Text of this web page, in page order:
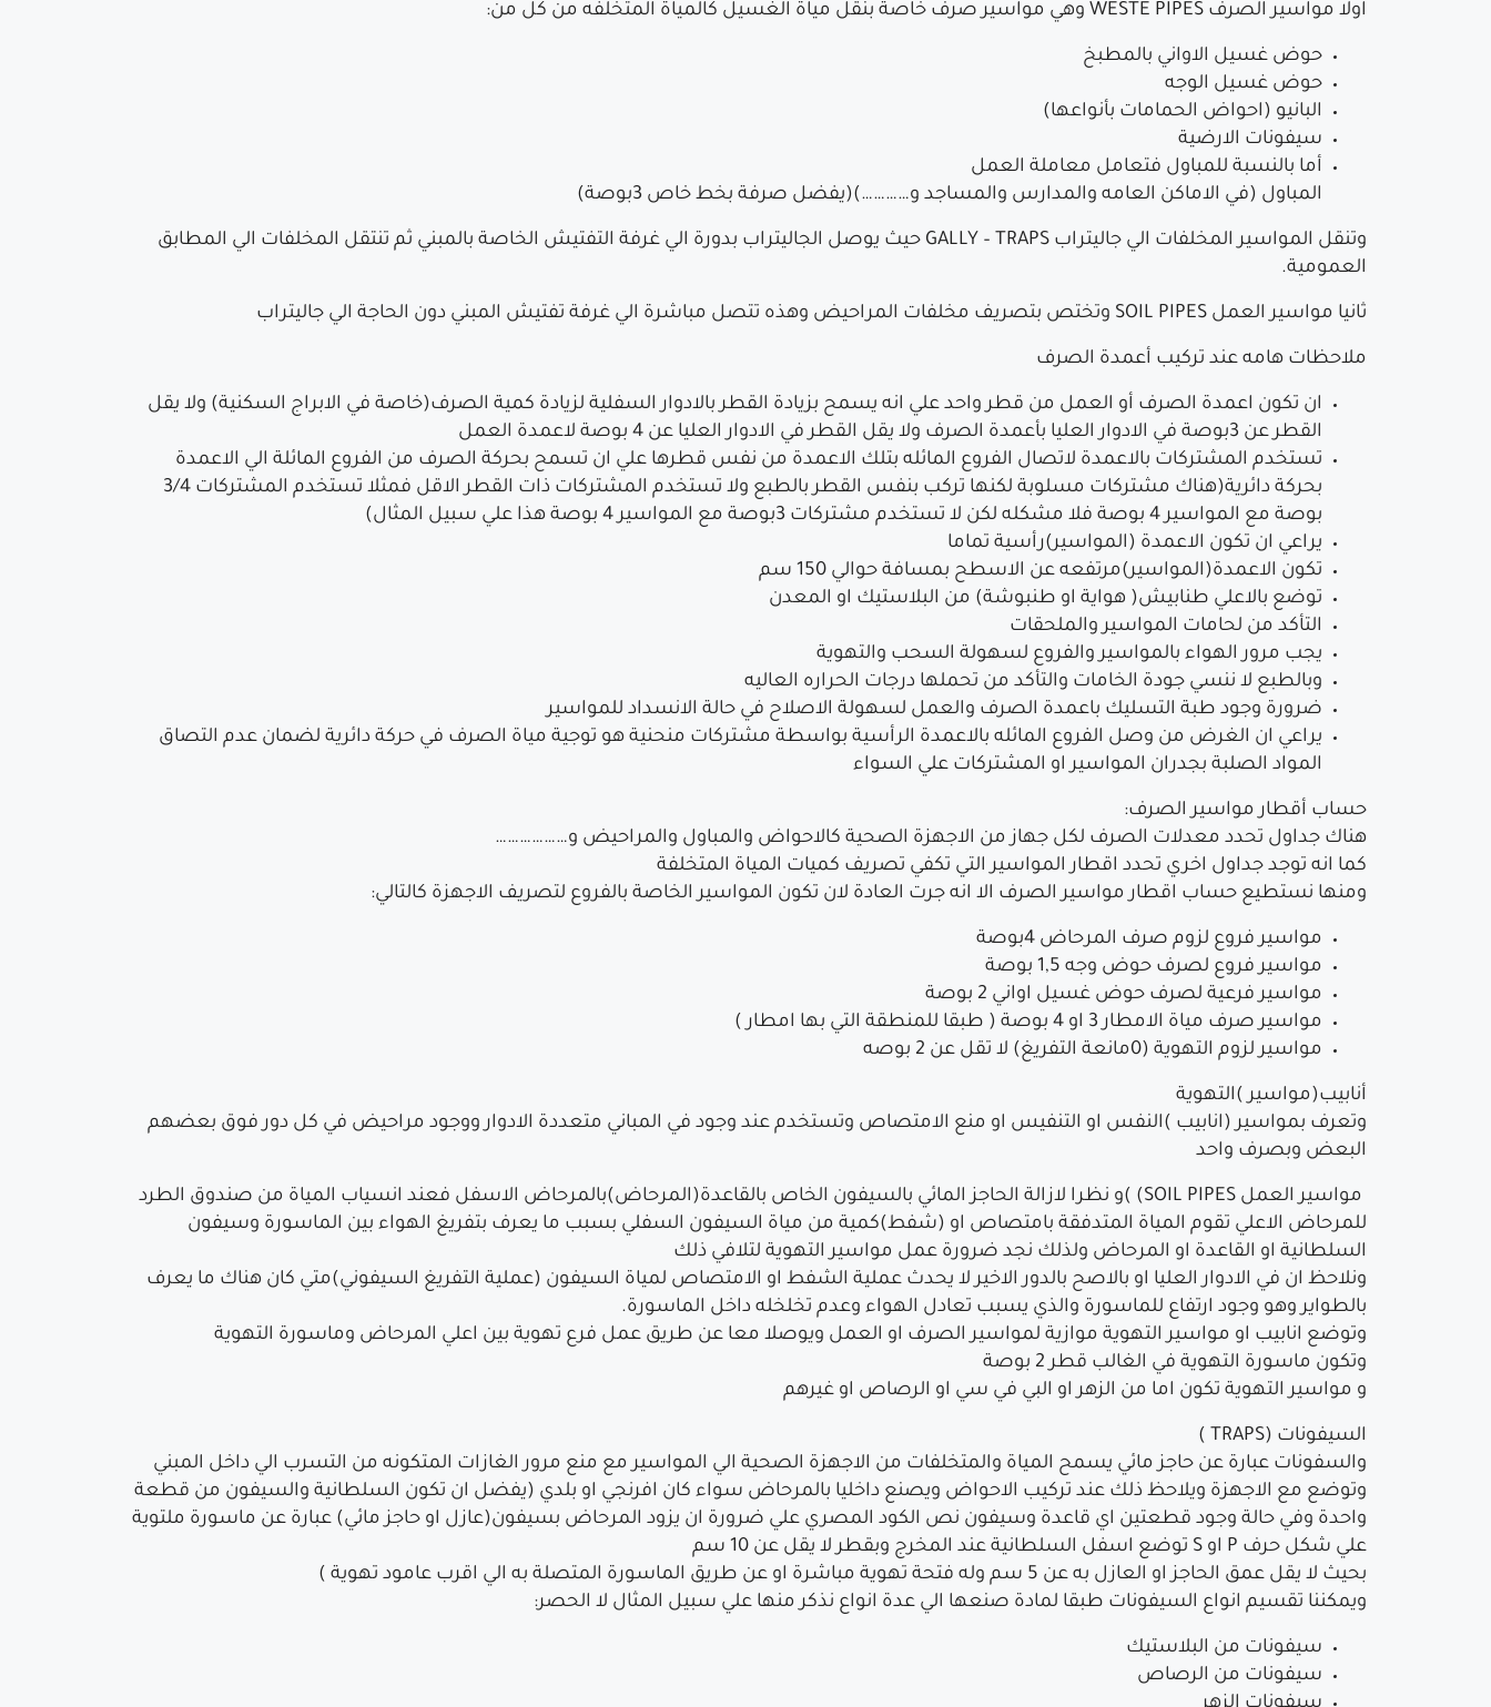
اولا مواسير الصرف WESTE PIPES وهي مواسير صرف خاصة بنقل مياة الغسيل كالمياة المتخلفه من كل من:
حوض غسيل الاواني بالمطبخ
حوض غسيل الوجه
البانيو (احواض الحمامات بأنواعها)
سيفونات الارضية
أما بالنسبة للمباول فتعامل معاملة العمل
المباول (في الاماكن العامه والمدارس والمساجد و…………)(يفضل صرفة بخط خاص 3بوصة)
وتنقل المواسير المخلفات الي جاليتراب GALLY – TRAPS حيث يوصل الجاليتراب بدورة الي غرفة التفتيش الخاصة بالمبني ثم تنتقل المخلفات الي المطابق
العمومية.
ثانيا مواسير العمل SOIL PIPES وتختص بتصريف مخلفات المراحيض وهذه تتصل مباشرة الي غرفة تفتيش المبني دون الحاجة الي جاليتراب
ملاحظات هامه عند تركيب أعمدة الصرف
ان تكون اعمدة الصرف أو العمل من قطر واحد علي انه يسمح بزيادة القطر بالادوار السفلية لزيادة كمية الصرف(خاصة في الابراج السكنية) ولا يقل
القطر عن 3بوصة في الادوار العليا بأعمدة الصرف ولا يقل القطر في الادوار العليا عن 4 بوصة لاعمدة العمل
تستخدم المشتركات بالاعمدة لاتصال الفروع المائله بتلك الاعمدة من نفس قطرها علي ان تسمح بحركة الصرف من الفروع المائلة الي الاعمدة
بحركة دائرية(هناك مشتركات مسلوبة لكنها تركب بنفس القطر بالطبع ولا تستخدم المشتركات ذات القطر الاقل فمثلا تستخدم المشتركات 3/4
بوصة مع المواسير 4 بوصة فلا مشكله لكن لا تستخدم مشتركات 3بوصة مع المواسير 4 بوصة هذا علي سبيل المثال)
يراعي ان تكون الاعمدة (المواسير)رأسية تماما
تكون الاعمدة(المواسير)مرتفعه عن الاسطح بمسافة حوالي 150 سم
توضع بالاعلي طنابيش( هواية او طنبوشة) من البلاستيك او المعدن
التأكد من لحامات المواسير والملحقات
يجب مرور الهواء بالمواسير والفروع لسهولة السحب والتهوية
وبالطبع لا ننسي جودة الخامات والتأكد من تحملها درجات الحراره العاليه
ضرورة وجود طبة التسليك باعمدة الصرف والعمل لسهولة الاصلاح في حالة الانسداد للمواسير
يراعي ان الغرض من وصل الفروع المائله بالاعمدة الرأسية بواسطة مشتركات منحنية هو توجية مياة الصرف في حركة دائرية لضمان عدم التصاق
المواد الصلبة بجدران المواسير او المشتركات علي السواء
حساب أقطار مواسير الصرف:
هناك جداول تحدد معدلات الصرف لكل جهاز من الاجهزة الصحية كالاحواض والمباول والمراحيض و………………
كما انه توجد جداول اخري تحدد اقطار المواسير التي تكفي تصريف كميات المياة المتخلفة
ومنها نستطيع حساب اقطار مواسير الصرف الا انه جرت العادة لان تكون المواسير الخاصة بالفروع لتصريف الاجهزة كالتالي:
مواسير فروع لزوم صرف المرحاض 4بوصة
مواسير فروع لصرف حوض وجه 1,5 بوصة
مواسير فرعية لصرف حوض غسيل اواني 2 بوصة
مواسير صرف مياة الامطار 3 او 4 بوصة ( طبقا للمنطقة التي بها امطار )
مواسير لزوم التهوية (0مانعة التفريغ) لا تقل عن 2 بوصه
أنابيب(مواسير )التهوية
وتعرف بمواسير (انابيب )النفس او التنفيس او منع الامتصاص وتستخدم عند وجود في المباني متعددة الادوار ووجود مراحيض في كل دور فوق بعضهم
البعض وبصرف واحد
مواسير العمل SOIL PIPES) )و نظرا لازالة الحاجز المائي بالسيفون الخاص بالقاعدة(المرحاض)بالمرحاض الاسفل فعند انسياب المياة من صندوق الطرد
للمرحاض الاعلي تقوم المياة المتدفقة بامتصاص او (شفط)كمية من مياة السيفون السفلي بسبب ما يعرف بتفريغ الهواء بين الماسورة وسيفون
السلطانية او القاعدة او المرحاض ولذلك نجد ضرورة عمل مواسير التهوية لتلافي ذلك
ونلاحظ ان في الادوار العليا او بالاصح بالدور الاخير لا يحدث عملية الشفط او الامتصاص لمياة السيفون (عملية التفريغ السيفوني)متي كان هناك ما يعرف
بالطواير وهو وجود ارتفاع للماسورة والذي يسبب تعادل الهواء وعدم تخلخله داخل الماسورة.
وتوضع انابيب او مواسير التهوية موازية لمواسير الصرف او العمل ويوصلا معا عن طريق عمل فرع تهوية بين اعلي المرحاض وماسورة التهوية
وتكون ماسورة التهوية في الغالب قطر 2 بوصة
و مواسير التهوية تكون اما من الزهر او البي في سي او الرصاص او غيرهم
السيفونات (TRAPS )
والسفونات عبارة عن حاجز مائي يسمح المياة والمتخلفات من الاجهزة الصحية الي المواسير مع منع مرور الغازات المتكونه من التسرب الي داخل المبني
وتوضع مع الاجهزة ويلاحظ ذلك عند تركيب الاحواض ويصنع داخليا بالمرحاض سواء كان افرنجي او بلدي (يفضل ان تكون السلطانية والسيفون من قطعة
واحدة وفي حالة وجود قطعتين اي قاعدة وسيفون نص الكود المصري علي ضرورة ان يزود المرحاض بسيفون(عازل او حاجز مائي) عبارة عن ماسورة ملتوية
علي شكل حرف P او S توضع اسفل السلطانية عند المخرج وبقطر لا يقل عن 10 سم
بحيث لا يقل عمق الحاجز او العازل به عن 5 سم وله فتحة تهوية مباشرة او عن طريق الماسورة المتصلة به الي اقرب عامود تهوية )
ويمكننا تقسيم انواع السيفونات طبقا لمادة صنعها الي عدة انواع نذكر منها علي سبيل المثال لا الحصر:
سيفونات من البلاستيك
سيفونات من الرصاص